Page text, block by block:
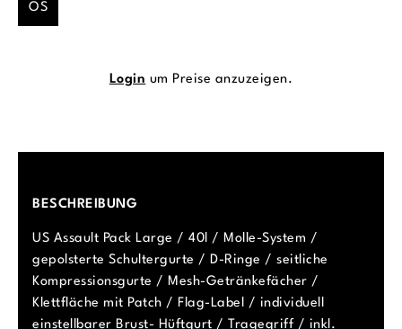
OS
Login um Preise anzuzeigen.
BESCHREIBUNG
US Assault Pack Large / 40l / Molle-System /
gepolsterte Schultergurte / D-Ringe / seitliche
Kompressionsgurte / Mesh-Getränkefächer /
Klettfläche mit Patch / Flag-Label / individuell
einstellbarer Brust- Hüftgurt / Tragegriff / inkl.